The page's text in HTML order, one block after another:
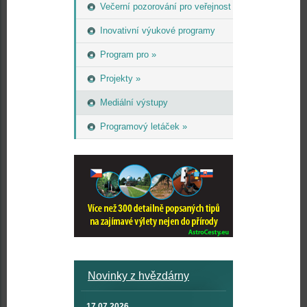
Večerní pozorování pro veřejnost
Inovativní výukové programy
Program pro »
Projekty »
Mediální výstupy
Programový letáček »
Novinky z hvězdárny